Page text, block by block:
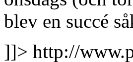
blev en succé
]]> http://